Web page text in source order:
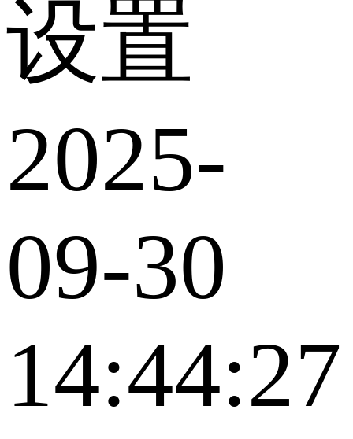
设置
2025-
09-30
14:44:27